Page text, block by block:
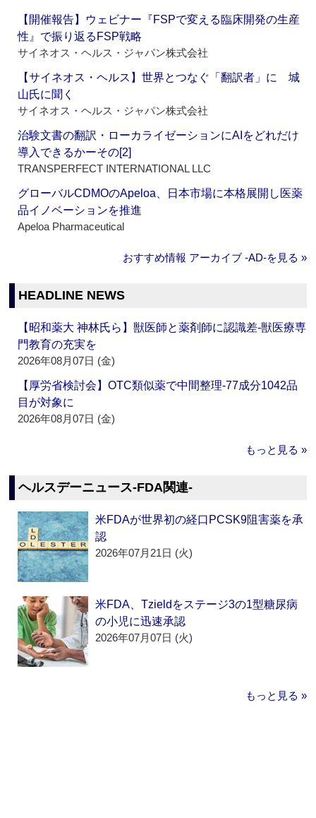
【開催報告】ウェビナー『FSPで変える臨床開発の生産
性』で振り返るFSP戦略
サイネオス・ヘルス・ジャパン株式会社
【サイネオス・ヘルス】世界とつなぐ「翻訳者」に 城
山氏に聞く
サイネオス・ヘルス・ジャパン株式会社
治験文書の翻訳・ローカライゼーションにAIをどれだけ
導入できるかーその[2]
TRANSPERFECT INTERNATIONAL LLC
グローバルCDMOのApeloa、日本市場に本格展開し医薬
品イノベーションを推進
Apeloa Pharmaceutical
おすすめ情報 アーカイブ ‐AD‐を見る »
HEADLINE NEWS
【昭和薬大 神林氏ら】獣医師と薬剤師に認識差‐獣医療専
門教育の充実を
2026年08月07日 (金)
【厚労省検討会】OTC類似薬で中間整理‐77成分1042品
目が対象に
2026年08月07日 (金)
もっと見る »
ヘルスデーニュース‐FDA関連‐
米FDAが世界初の経口PCSK9阻害薬を承
認
2026年07月21日 (火)
米FDA、Tzieldをステージ3の1型糖尿病
の小児に迅速承認
2026年07月07日 (火)
もっと見る »